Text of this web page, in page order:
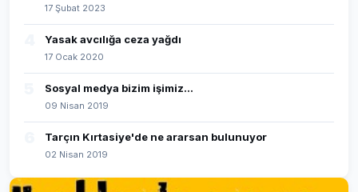
17 Şubat 2023
Yasak avcılığa ceza yağdı
17 Ocak 2020
Sosyal medya bizim işimiz...
09 Nisan 2019
Tarçın Kırtasiye'de ne ararsan bulunuyor
02 Nisan 2019